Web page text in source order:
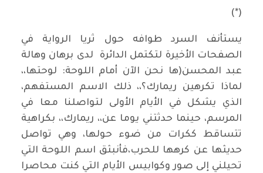
(*)
يستأنف السرد طوافه حول ثريا الرواية في
الصفحات الأخيرة لتكتمل الدائرة لدى برهان وهالة
عبد المحسن(ها نحن الآن أمام اللوحة: لوحتها،،
لماذا تكرهين ريمارك؟،، ذلك الاسم المستفهم،
الذي يشكل في الأيام الأولى لتواصلنا معا في
المرسم، حينما حدثتني يوما عن،، ريمارك،، بكراهية
تتساقط ككرات من ضوء حولها، وهي تواصل
حديثها عن كرهها للحرب،فأنبثق اسم اللوحة التي
تحيلني إلى صور وكوابيس الأيام التي كنت محاصرا